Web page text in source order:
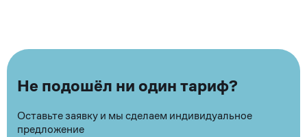
Не подошёл ни один тариф?
Оставьте заявку и мы сделаем индивидуальное
предложение